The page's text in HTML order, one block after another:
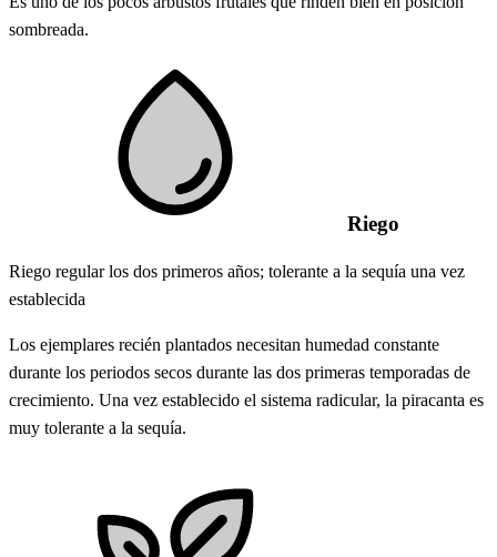
sombreada.
Riego
Riego regular los dos primeros años; tolerante a la sequía una vez
establecida
Los ejemplares recién plantados necesitan humedad constante
durante los periodos secos durante las dos primeras temporadas de
crecimiento. Una vez establecido el sistema radicular, la piracanta es
muy tolerante a la sequía.